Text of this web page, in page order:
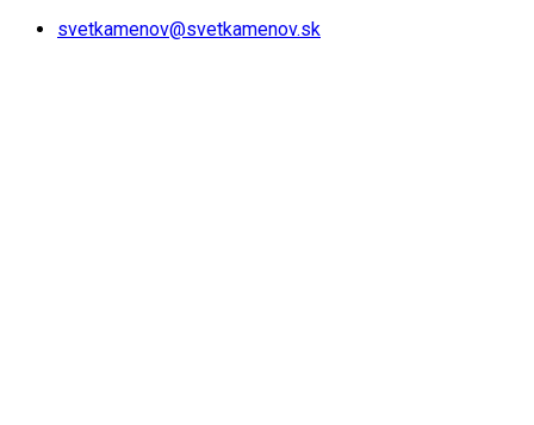
svetkamenov@svetkamenov.sk